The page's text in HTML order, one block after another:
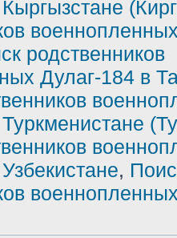
родственников
Дулаг-184 в
,